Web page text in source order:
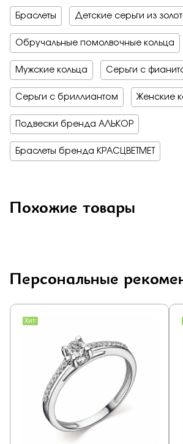
Браслеты Детские серьги из
Обручальные помолвочные кольца
Мужские кольца Серьги с
Серьги с бриллиантом Женские
Подвески бренда АЛЬКОР
Браслеты бренда КРАСЦВЕТМЕТ
Похожие товары
Персональные